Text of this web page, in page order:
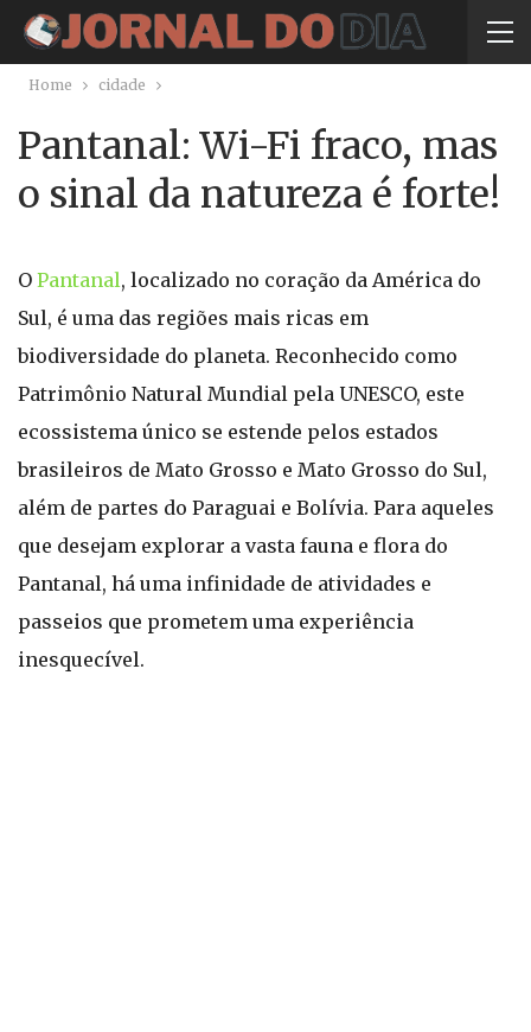
Home cidade
Pantanal: Wi-Fi fraco, mas
o sinal da natureza é forte!
O Pantanal, localizado no coração da América do
Sul, é uma das regiões mais ricas em
biodiversidade do planeta. Reconhecido como
Patrimônio Natural Mundial pela UNESCO, este
ecossistema único se estende pelos estados
brasileiros de Mato Grosso e Mato Grosso do Sul,
além de partes do Paraguai e Bolívia. Para aqueles
que desejam explorar a vasta fauna e flora do
Pantanal, há uma infinidade de atividades e
passeios que prometem uma experiência
inesquecível.